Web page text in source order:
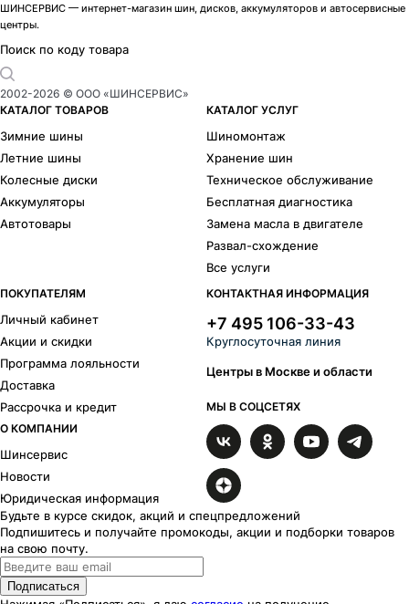
ШИНСЕРВИС — интернет-магазин шин, дисков, аккумуляторов и автосервисные
центры.
Поиск по коду товара
2002-2026 © ООО «ШИНСЕРВИС»
КАТАЛОГ ТОВАРОВ
Зимние шины
Летние шины
Колесные диски
Аккумуляторы
Автотовары
КАТАЛОГ УСЛУГ
Шиномонтаж
Хранение шин
Техническое обслуживание
Бесплатная диагностика
Замена масла в двигателе
Развал-схождение
Все услуги
ПОКУПАТЕЛЯМ
Личный кабинет
Акции и скидки
Программа лояльности
Доставка
Рассрочка и кредит
О КОМПАНИИ
Шинсервис
Новости
Юридическая информация
КОНТАКТНАЯ ИНФОРМАЦИЯ
+7 495 106-33-43
Круглосуточная линия
Центры в Москве и области
МЫ В СОЦСЕТЯХ
Будьте в курсе скидок, акций и спецпредложений
Подпишитесь и получайте промокоды, акции и подборки товаров
на свою почту.
Подписаться